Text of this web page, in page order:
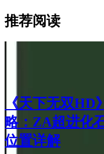
推荐阅读
《天下无双HD
略：ZA超进化
位置详解